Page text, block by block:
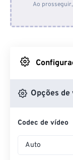
Ao
Opções de
Codec de vídeo
Auto